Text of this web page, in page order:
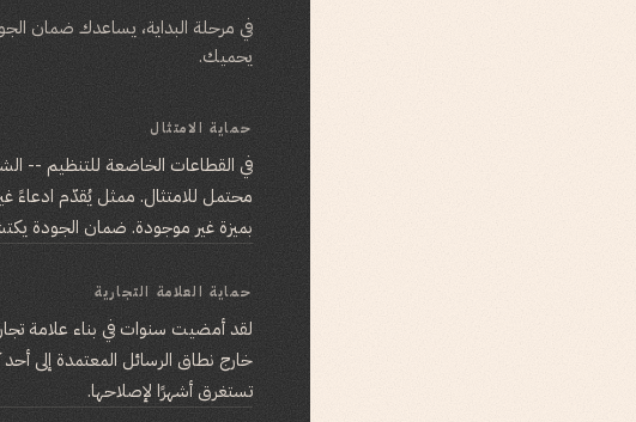
يحميك.
حماية الامتثال
في القطاعات الخاضعة للتنظيم --
بميزة غير موجودة. ضمان الجودة
حماية العلامة التجارية
لقد أمضيت سنوات في بناء علامة
خارج نطاق الرسائل المعتمدة إلى
تستغرق أشهرًا لإصلاحها.